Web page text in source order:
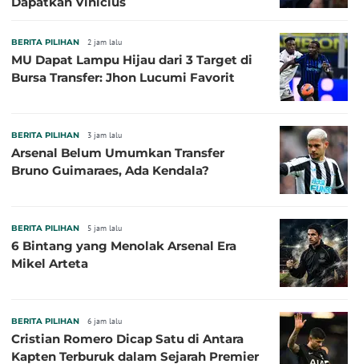
BERITA PILIHAN 2 jam lalu
MU Dapat Lampu Hijau dari 3 Target di
Bursa Transfer: Jhon Lucumi Favorit
BERITA PILIHAN 3 jam lalu
Arsenal Belum Umumkan Transfer
Bruno Guimaraes, Ada Kendala?
BERITA PILIHAN 5 jam lalu
6 Bintang yang Menolak Arsenal Era
Mikel Arteta
BERITA PILIHAN 6 jam lalu
Cristian Romero Dicap Satu di Antara
Kapten Terburuk dalam Sejarah Premier